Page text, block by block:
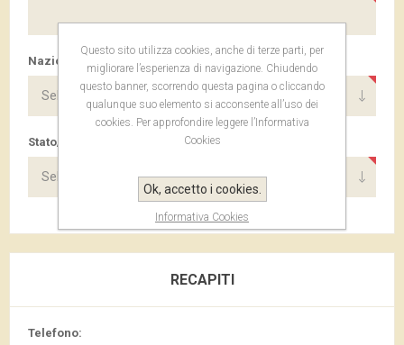
Nazione:
Stato/provincia:
RECAPITI
Telefono:
Questo sito utilizza cookies, anche di terze parti, per
migliorare l’esperienza di navigazione. Chiudendo
questo banner, scorrendo questa pagina o cliccando
qualunque suo elemento si acconsente all’uso dei
cookies. Per approfondire leggere l’Informativa
Cookies
Ok, accetto i cookies.
Informativa Cookies